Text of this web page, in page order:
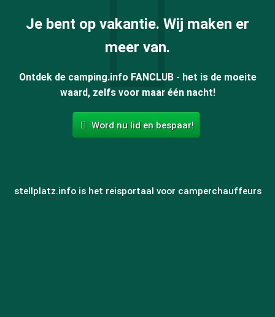
Je bent op vakantie. Wij maken er
meer van.
Ontdek de camping.info FANCLUB - het is de moeite
waard, zelfs voor maar één nacht!
Word nu lid en bespaar!
stellplatz.info is het reisportaal voor camperchauffeurs